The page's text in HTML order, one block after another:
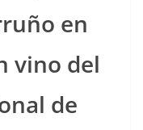
en
vino del
de